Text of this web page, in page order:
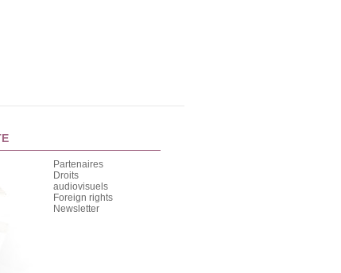
Partenaires
Droits
audiovisuels
Foreign rights
Newsletter